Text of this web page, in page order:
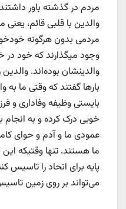
مردم در گذشته باور
والدین با قلبی قائم،
مردمی بدون هرگونه
وجود میگذارند که خود در
والدینشان بوده‌اند.
بارها گفتند که وقتی ما
بایستی وظیفه وفاداری و
خوبی درک کرده و به انجام
عمودی ما و آدم و حوای
ما هستند. تنها وقتیکه
پایه برای اتحاد را تاسیس
می‌تواند بر روی زمین